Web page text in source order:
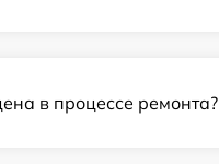
в процессе ремонта?